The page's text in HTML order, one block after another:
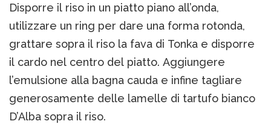
Disporre il riso in un piatto piano all’onda,
utilizzare un ring per dare una forma rotonda,
grattare sopra il riso la fava di Tonka e disporre
il cardo nel centro del piatto. Aggiungere
l’emulsione alla bagna cauda e infine tagliare
generosamente delle lamelle di tartufo bianco
D’Alba sopra il riso.